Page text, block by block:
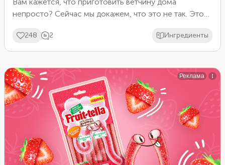
непросто? Сейчас мы докажем, что это не так. Это
Нужно лишь немного подождать, пока мясо
замаринуется и остынет после запекания. Зато на
качестве и вкусе которой вы точно уверены.
248 2 Ингредиенты